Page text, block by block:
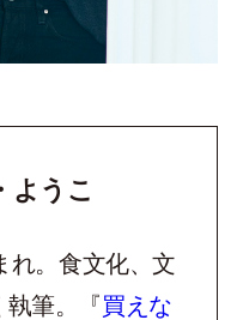
ようこ
れ。食文化、文
筆。『買えな